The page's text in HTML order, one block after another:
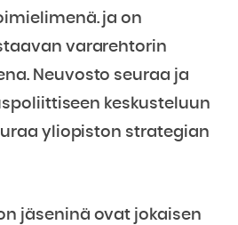
ja on
vararehtorin
Neuvosto seuraa ja
keskusteluun
yliopiston strategian
jäseninä ovat jokaisen